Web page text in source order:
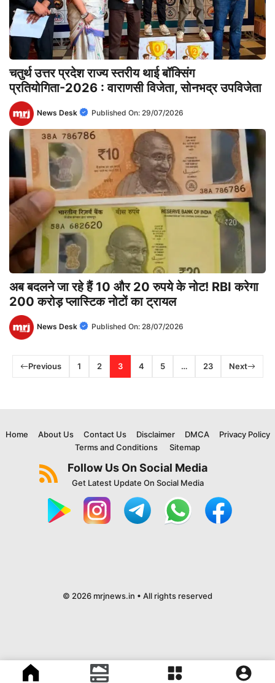
चतुर्थ उत्तर प्रदेश राज्य स्तरीय थाई बॉक्सिंग
प्रतियोगिता-2026 : वाराणसी विजेता, सोनभद्र उपविजेता
News Desk Published On: 29/07/2026
अब बदलने जा रहे हैं 10 और 20 रुपये के नोट! RBI करेगा
200 करोड़ प्लास्टिक नोटों का ट्रायल
News Desk Published On: 28/07/2026
Previous 1 2 3 4 5 … 23 Next
Home About Us Contact Us Disclaimer DMCA
Privacy Policy
Terms and Conditions
Sitemap
Follow Us On Social Media
Get Latest Update On Social Media
© 2026 mrjnews.in • All rights reserved